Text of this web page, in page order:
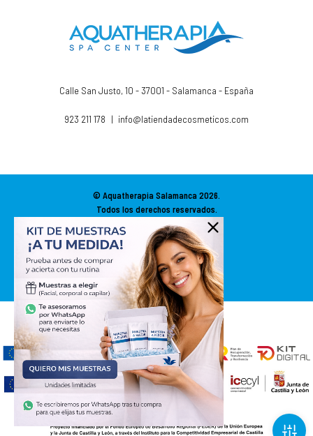
Calle San Justo, 10 - 37001 - Salamanca - España
923 211 178 | info@latiendadecosmeticos.com
© Aquatherapia Salamanca2026.
Todos los derechos reservados.
Diseño Web SGM
ACCESIBILIDAD